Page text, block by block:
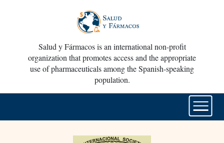
Salud y Fármacos is an international non-profit
organization that promotes access and the appropriate
use of pharmaceuticals among the Spanish-speaking
population.